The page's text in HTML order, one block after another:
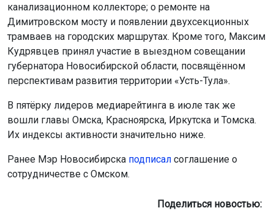
канализационном коллекторе; о ремонте на
Димитровском мосту и появлении двухсекционных
трамваев на городских маршрутах. Кроме того, Максим
Кудрявцев принял участие в выездном совещании
губернатора Новосибирской области, посвящённом
перспективам развития территории «Усть-Тула».
В пятёрку лидеров медиарейтинга в июле так же
вошли главы Омска, Красноярска, Иркутска и Томска.
Их индексы активности значительно ниже.
Ранее Мэр Новосибирска подписал соглашение о
сотрудничестве с Омском.
Поделиться новостью: